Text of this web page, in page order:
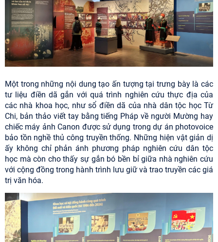
Một trong những nội dung tạo ấn tượng tại trưng bày là các
tư liệu điền dã gắn với quá trình nghiên cứu thực địa của
các nhà khoa học, như sổ điền dã của nhà dân tộc học Từ
Chi, bản thảo viết tay bằng tiếng Pháp về người Mường hay
chiếc máy ảnh Canon được sử dụng trong dự án photovoice
bảo tồn nghề thủ công truyền thống. Những hiện vật giản dị
ấy không chỉ phản ánh phương pháp nghiên cứu dân tộc
học mà còn cho thấy sự gắn bó bền bỉ giữa nhà nghiên cứu
với cộng đồng trong hành trình lưu giữ và trao truyền các giá
trị văn hóa.